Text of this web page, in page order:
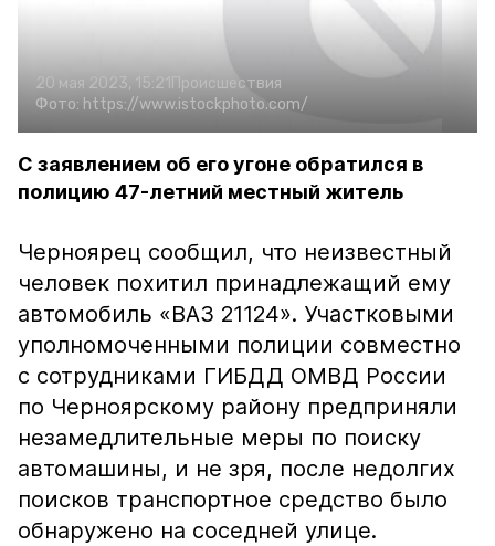
20 мая 2023, 15:21 Происшествия
Фото: https://www.istockphoto.com/
С заявлением об его угоне обратился в
полицию 47-летний местный житель
Черноярец сообщил, что неизвестный
человек похитил принадлежащий ему
автомобиль «ВАЗ 21124». Участковыми
уполномоченными полиции совместно
с сотрудниками ГИБДД ОМВД России
по Черноярскому району предприняли
незамедлительные меры по поиску
автомашины, и не зря, после недолгих
поисков транспортное средство было
обнаружено на соседней улице.